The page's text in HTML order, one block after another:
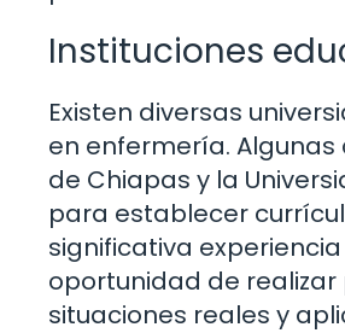
Instituciones
Existen diversas
en enfermería.
de Chiapas y la
para establecer
significativa
oportunidad de
situaciones reales y